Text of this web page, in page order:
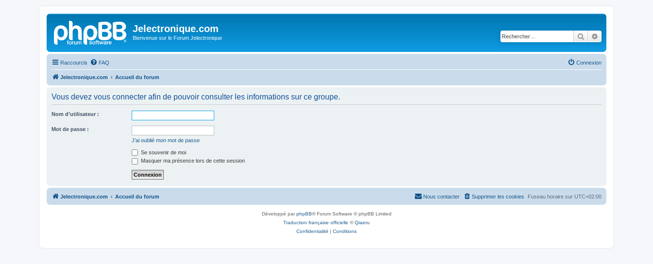
Jelectronique.com
Bienvenue sur le Forum Jelectronique Rechercher
Raccourcis FAQ Connexion
Jelectronique.com Accueil du forum
Vous devez vous connecter afin de pouvoir consulter les informations sur ce groupe.
Nom d’utilisateur :
Mot de passe :
J’ai oublié mon mot de passe
Se souvenir de moi
Masquer ma présence lors de cette session
Jelectronique.com Accueil du forum Fuseau horaire sur UTC+02:00
Supprimer les cookies
Nous contacter
Développé parphpBB® Forum Software © phpBB Limited
Traduction française officielle ©Qiaeru
Confidentialité | Conditions